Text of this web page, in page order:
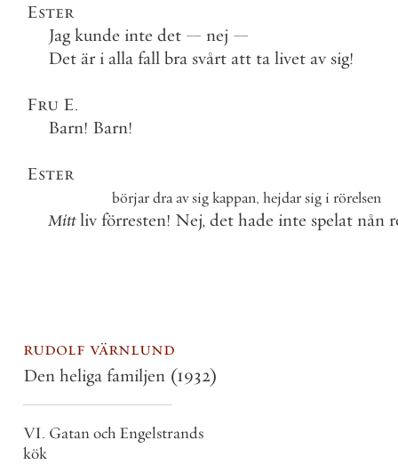
Ester
Jag kunde inte det — nej —
Det är i alla fall bra svårt att ta livet av sig!
Fru E.
Barn! Barn!
Ester
börjardraavsigkappan, hejdarsigi rörelsen
Mitt liv förresten! Nej, det hade inte spelat nån
rudolf värnlund
Den heliga familjen (1932)
VI. Gatan och Engelstrands
kök